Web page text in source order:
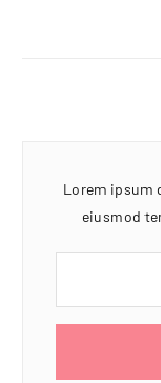
Lorem ipsum
eiusmod